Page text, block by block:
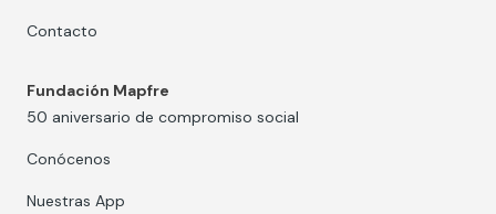
Contacto
Fundación Mapfre
50 aniversario de compromiso social
Conócenos
Nuestras App